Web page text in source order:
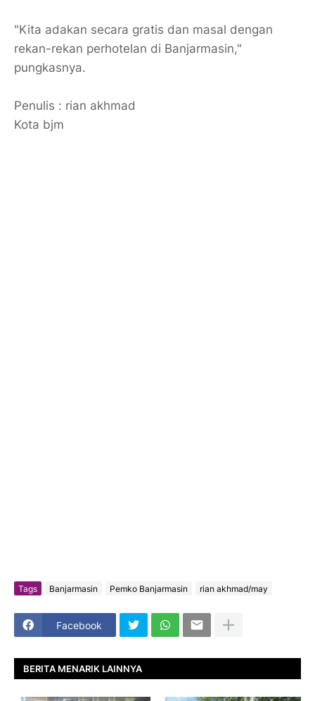
"Kita adakan secara gratis dan masal dengan
rekan-rekan perhotelan di Banjarmasin,"
pungkasnya.
Penulis : rian akhmad
Kota bjm
Tags Banjarmasin Pemko Banjarmasin rian akhmad/may
Facebook
BERITA MENARIK LAINNYA